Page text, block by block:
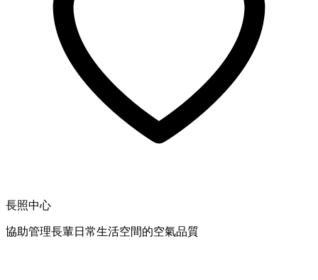
長照中心
協助管理長輩日常生活空間的空氣品質